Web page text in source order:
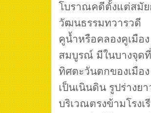
โบราณคดีตั้งแต่สมัย
วัฒนธรรมทวารวดี
คูน้ำหรือคลองคูเมือ
สมบูรณ์ มีในบางจุด
ทิศตะวันตกของเมือ
เป็นเนินดิน รูปร่างย
บริเวณตรงข้ามโรง